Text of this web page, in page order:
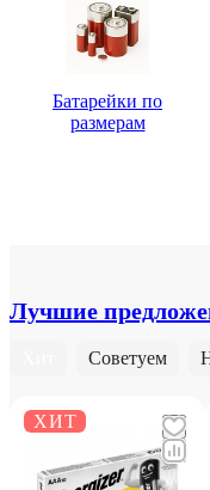
Батарейки по
размерам
Лучшие
Советуем
ХИТ